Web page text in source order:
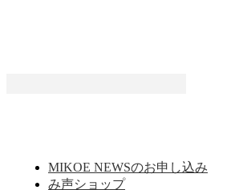
MIKOE NEWSのお申し込み
み声ショップ